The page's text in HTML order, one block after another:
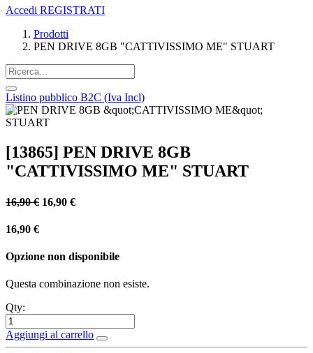
Accedi REGISTRATI
Prodotti
PEN DRIVE 8GB "CATTIVISSIMO ME" STUART
Listino pubblico B2C (Iva Incl)
[13865] PEN DRIVE 8GB
"CATTIVISSIMO ME" STUART
16,90€ 16,90 €
16,90 €
Opzione non disponibile
Questa combinazione non esiste.
Qty:
Aggiungi al carrello